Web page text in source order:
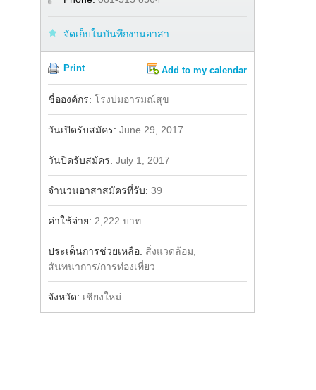
จัดเก็บในบันทึกงานอาสา
Print Add to my calendar
Facebook
ชื่อองค์กร: โรงบ่มอารมณ์สุข
วันเปิดรับสมัคร: June 29, 2017
วันปิดรับสมัคร: July 1, 2017
จำนวนอาสาสมัครที่รับ: 39
ค่าใช้จ่าย: 2,222 บาท
ประเด็นการช่วยเหลือ: สิ่งแวดล้อม,
สันทนาการ/การท่องเที่ยว
จังหวัด: เชียงใหม่